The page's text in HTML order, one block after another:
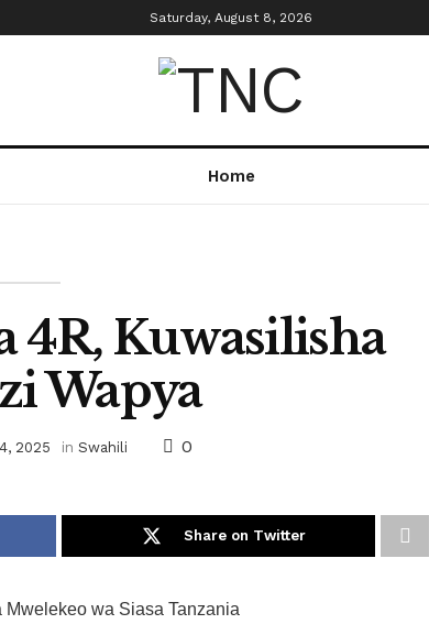
Saturday, August 8, 2026
Home
Kuwasilisha
Wapya
2025 in Swahili 0
Share on Twitter
wa Siasa Tanzania